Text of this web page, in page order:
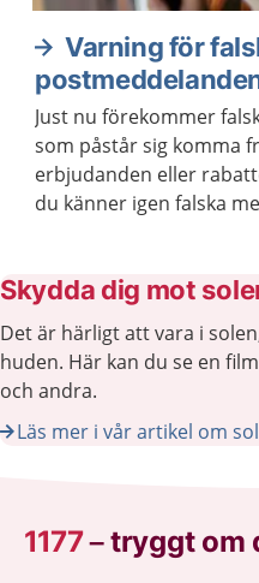
Varning för
Just nu förekommer
som påstår sig komma
erbjudanden eller
du känner igen falska
Skydda dig mot
Det är härligt att vara i
huden. Här kan du se en
och andra.
Läs mer i vår artikel om
1177–tryggt om